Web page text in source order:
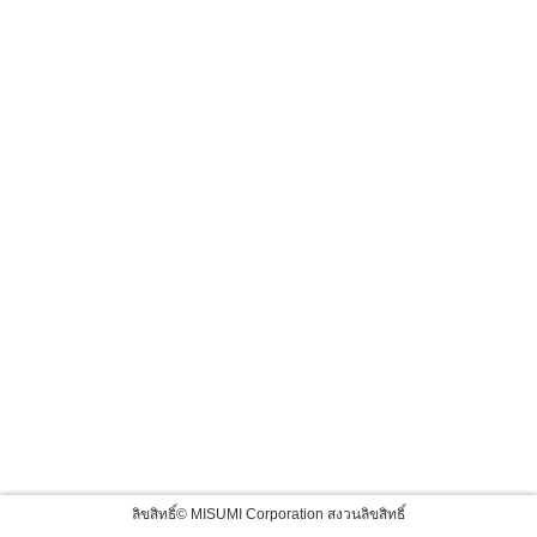
ลิขสิทธิ์© MISUMI Corporation สงวนลิขสิทธิ์